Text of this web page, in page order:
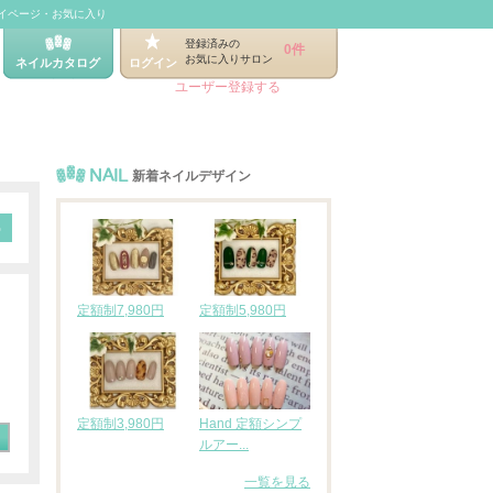
ページ・お気に入り
ネイルカタログ ログイン
登録済みの
お気に入りサロン
0件
ユーザー登録する
NAIL 新着ネイルデザイン
定額制7,980円 定額制5,980円
定額制3,980円
Hand 定額シンプ
ルアー...
一覧を見る